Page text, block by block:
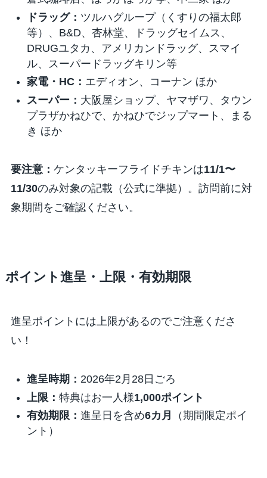
ドラッグ： ツルハグループ（くすりの福太郎
等）、B&D、杏林堂、ドラッグセイムス、
DRUGユタカ、アメリカンドラッグ、スマイ
ル、スーパードラッグキリン等
家電・HC： エディオン、コーナン ほか
スーパー： 大阪屋ショップ、ヤマザワ、タウン
プラザかねひで、かねひでジップマート、まる
き ほか
要注意： ケンタッキーフライドチキンは11/1〜
11/30のみ対象の記載（公式に準拠）。訪問前に対
象期間をご確認ください。
ポイント進呈・上限・有効期限
進呈ポイントには上限があるのでご注意くださ
い！
進呈時期： 2026年2月28日ごろ
上限： 特典はお一人様1,000ポイント
有効期限： 進呈日を含め6カ月
（期間限定ポイ
ント）